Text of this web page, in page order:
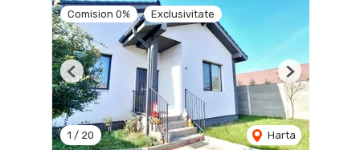
Comision 0% Exclusivitate
1 / 20 Harta
Previous Next